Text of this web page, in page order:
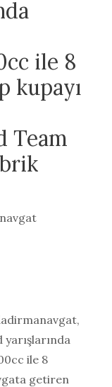
ile 8
kupayı
Team
,
ile 8
getiren